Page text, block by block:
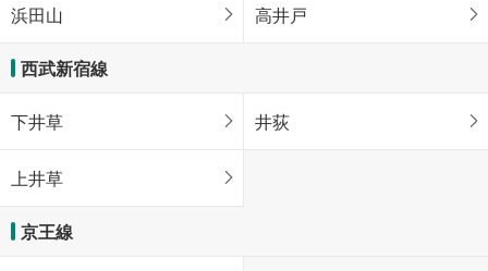
浜田山 高井戸
西武新宿線
下井草 井荻
上井草
京王線